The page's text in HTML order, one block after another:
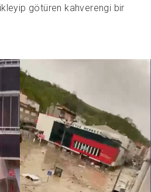
götüren kahverengi bir